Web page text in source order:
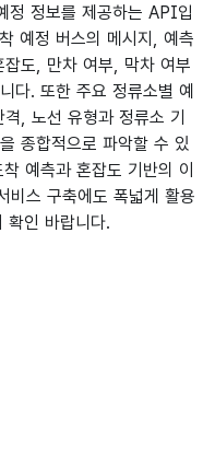
정 정보를 제공하는 API입
예정 버스의 메시지, 예측
도, 만차 여부, 막차 여부
다. 또한 주요 정류소별 예
, 노선 유형과 정류소 기
종합적으로 파악할 수 있
예측과 혼잡도 기반의 이
비스 구축에도 폭넓게 활용
인 바랍니다.